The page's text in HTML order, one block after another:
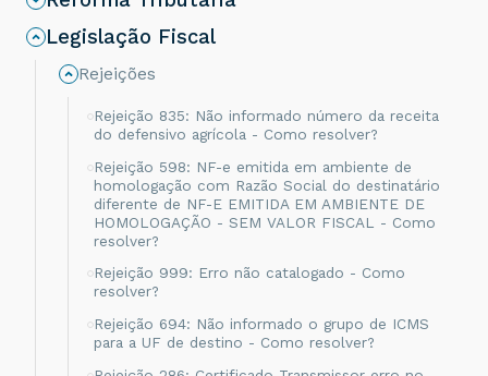
Legislação Fiscal
Rejeições
Rejeição 835: Não informado número da receita
do defensivo agrícola - Como resolver?
Rejeição 598: NF-e emitida em ambiente de
homologação com Razão Social do destinatário
diferente de NF-E EMITIDA EM AMBIENTE DE
HOMOLOGAÇÃO - SEM VALOR FISCAL - Como
resolver?
Rejeição 999: Erro não catalogado - Como
resolver?
Rejeição 694: Não informado o grupo de ICMS
para a UF de destino - Como resolver?